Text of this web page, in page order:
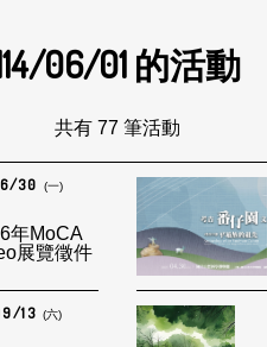
06/01 的活動
共有 77 筆活動
30 (一)
年MoCA
展覽徵件
13 (六)